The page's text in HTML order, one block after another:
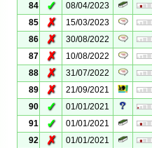
84
✓ 08/04/2023
85
✗ 15/03/2023
86
✗ 30/08/2022
87
✗ 10/08/2022
88
✗ 31/07/2022
89
✗ 21/09/2021
90
✓ 01/01/2021
91
✓ 01/01/2021
92
✗ 01/01/2021